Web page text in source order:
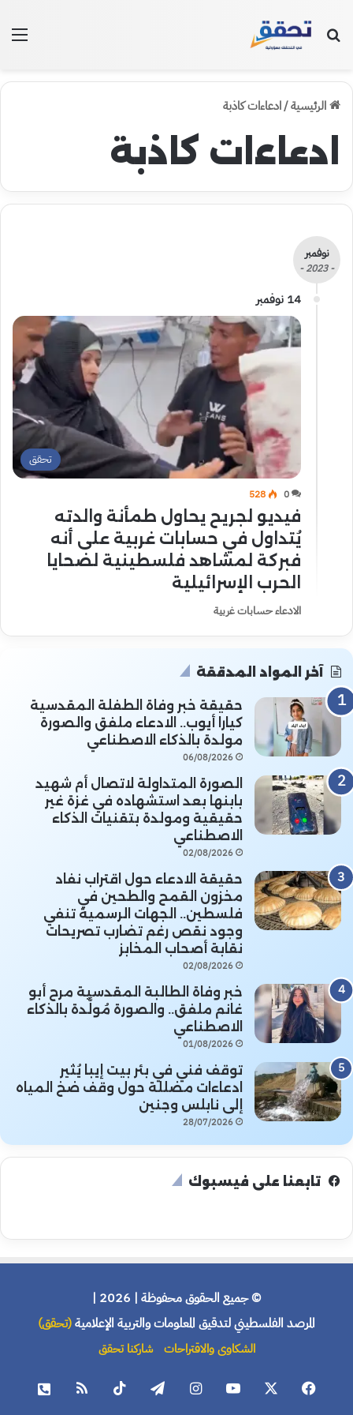
بحث عن
الرئيسية/ادعاءات كاذبة
ادعاءات كاذبة
نوفمبر
- 2023 -
14 نوفمبر
تحقق
0
528
فيديو لجريح يحاول طمأنة والدته
يُتداول في حسابات غربية على أنه
فبركة لمشاهد فلسطينية لضحايا
الحرب الإسرائيلية
الادعاء حسابات غربية
آخر المواد المدققة
حقيقة خبر وفاة الطفلة المقدسية
كيارا أيوب.. الادعاء ملفق والصورة
مولدة بالذكاء الاصطناعي
06/08/2026
الصورة المتداولة لاتصال أم شهيد
بابنها بعد استشهاده في غزة غير
حقيقية ومولدة بتقنيات الذكاء
الاصطناعي
02/08/2026
حقيقة الادعاء حول اقتراب نفاد
مخزون القمح والطحين في
فلسطين.. الجهات الرسمية تنفي
وجود نقص رغم تضارب تصريحات
نقابة أصحاب المخابز
02/08/2026
خبر وفاة الطالبة المقدسية مرح أبو
غانم ملفق.. والصورة مُولَّدة بالذكاء
الاصطناعي
01/08/2026
توقف فني في بئر بيت إيبا يُثير
ادعاءات مضللة حول وقف ضخ المياه
إلى نابلس وجنين
28/07/2026
تابعنا على فيسبوك
© جميع الحقوق محفوظة | 2026 |
المرصد الفلسطيني لتدقيق المعلومات والتربية الإعلامية(تحقق)
الشكاوى والاقتراحات شاركنا تحقق
فيسبوك يوتيوب انستقرام تيلقرام ‫TikTok ملخص